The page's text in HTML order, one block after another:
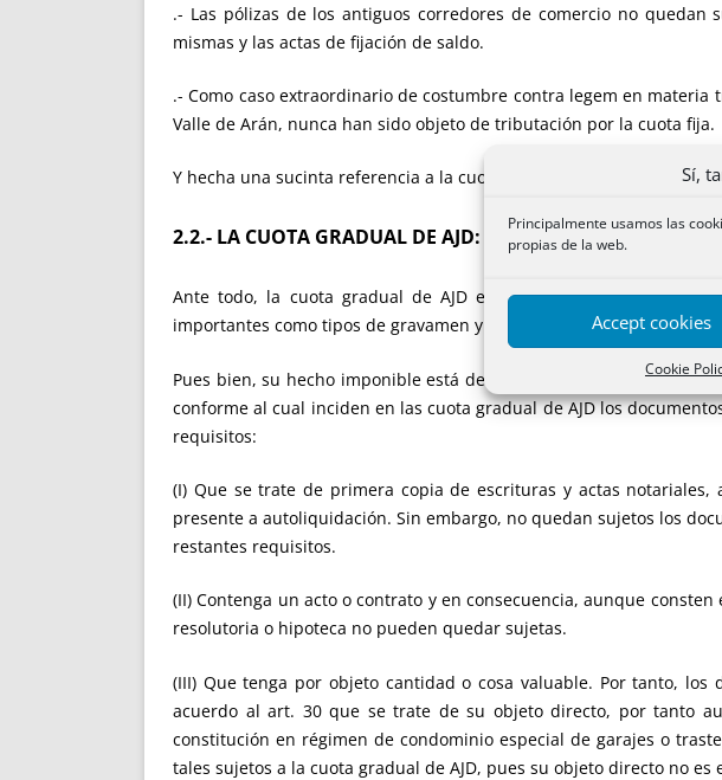
Sí,
Principalmente usamos las
propias de la web.
Accept cookies
Cookie
.- Las pólizas de los antiguos corredores de comercio no
mismas y las actas de fijación de saldo.
.- Como caso extraordinario de costumbre contra legem en
Valle de Arán, nunca han sido objeto de tributación por la cuota fija.
Y hecha una sucinta referencia a la cuota fija, nos referiremos a la
2.2.- LA CUOTA GRADUAL DE AJD: IMPUESTO CEDIDO Y
Ante todo, la cuota gradual de AJD es también objeto de
importantes como tipos de gravamen y bonificaciones en cuota.
Pues bien, su hecho imponible está determinado con notable
conforme al cual inciden en las cuota gradual de AJD los
requisitos:
(I) Que se trate de primera copia de escrituras y actas
presente a autoliquidación. Sin embargo, no quedan sujetos los
restantes requisitos.
(II) Contenga un acto o contrato y en consecuencia, aunque
resolutoria o hipoteca no pueden quedar sujetas.
(III) Que tenga por objeto cantidad o cosa valuable. Por tanto,
acuerdo al art. 30 que se trate de su objeto directo, por tanto
constitución en régimen de condominio especial de garajes o
tales sujetos a la cuota gradual de AJD, pues su objeto directo no